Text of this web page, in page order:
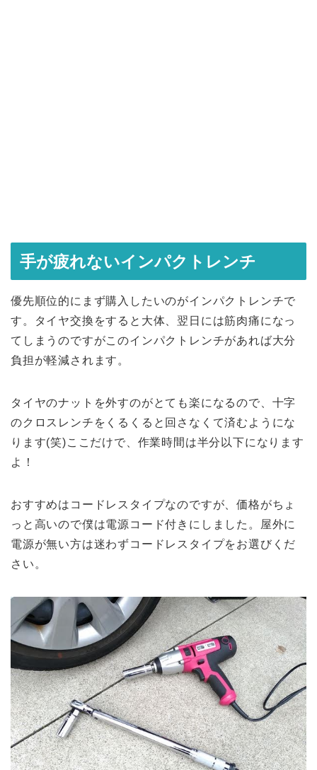
手が疲れないインパクトレンチ
優先順位的にまず購入したいのがインパクトレンチで
す。タイヤ交換をすると大体、翌日には筋肉痛になっ
てしまうのですがこのインパクトレンチがあれば大分
負担が軽減されます。
タイヤのナットを外すのがとても楽になるので、十字
のクロスレンチをくるくると回さなくて済むようにな
ります(笑)ここだけで、作業時間は半分以下になります
よ！
おすすめはコードレスタイプなのですが、価格がちょ
っと高いので僕は電源コード付きにしました。屋外に
電源が無い方は迷わずコードレスタイプをお選びくだ
さい。